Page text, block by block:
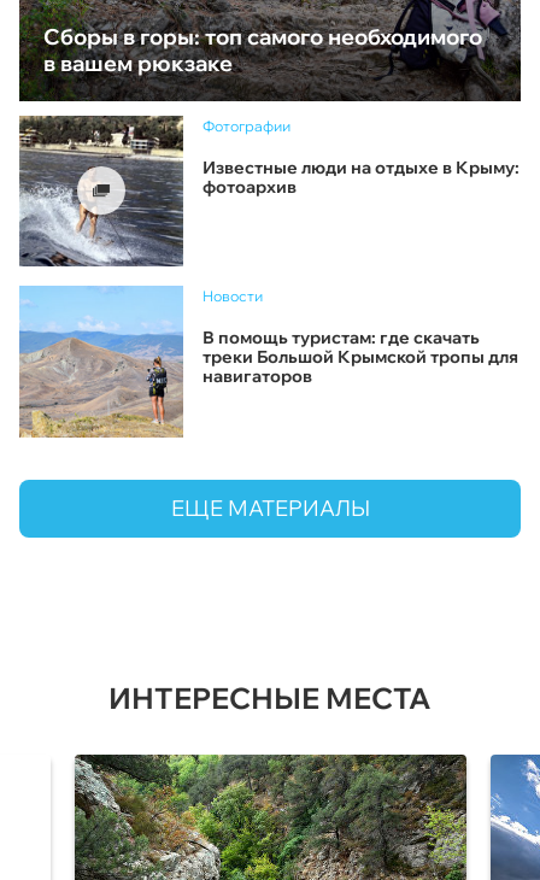
Сборы в горы: топ самого необходимого
в вашем рюкзаке
Фотографии
Известные люди на отдыхе в Крыму:
фотоархив
Новости
В помощь туристам: где скачать
треки Большой Крымской тропы для
навигаторов
ЕЩЕ МАТЕРИАЛЫ
ИНТЕРЕСНЫЕ МЕСТА